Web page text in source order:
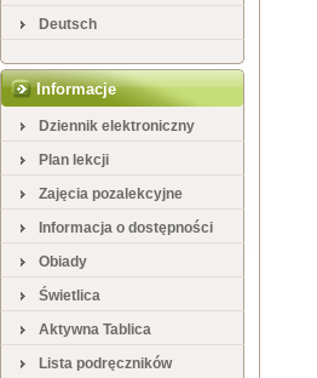
Deutsch
Informacje
Dziennik elektroniczny
Plan lekcji
Zajęcia pozalekcyjne
Informacja o dostępności
Obiady
Świetlica
Aktywna Tablica
Lista podręczników